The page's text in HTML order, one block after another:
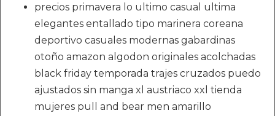
precios primavera lo ultimo casual ultima
elegantes entallado tipo marinera coreana
deportivo casuales modernas gabardinas
otoño amazon algodon originales acolchadas
black friday temporada trajes cruzados puedo
ajustados sin manga xl austriaco xxl tienda
mujeres pull and bear men amarillo